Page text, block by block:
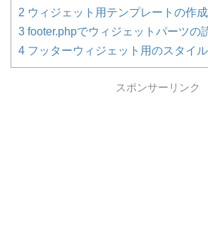
2 ウィジェット用テンプレートの作成
3 footer.phpでウィジェットパーツの
4 フッターウィジェット用のスタイ
スポンサーリンク